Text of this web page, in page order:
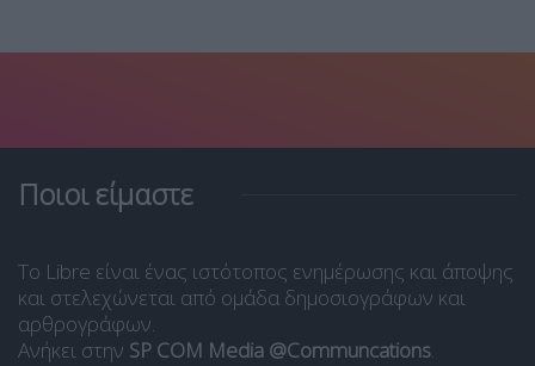
Ποιοι είμαστε
Το Libre είναι ένας ιστότοπος ενημέρωσης και άποψης
και στελεχώνεται από ομάδα δημοσιογράφων και
αρθρογράφων.
Ανήκει στην SP COM Media @Communcations.